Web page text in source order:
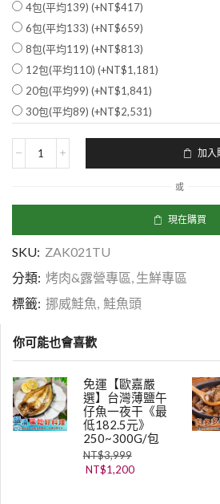
4包(平均139) (+NT$417)
6包(平均133) (+NT$659)
8包(平均119) (+NT$813)
12包(平均110) (+NT$1,181)
20包(平均99) (+NT$1,841)
30包(平均89) (+NT$2,531)
加入
或
現在購買
SKU: ZAK021TU
分類: 烤肉&露營專區 生鮮專區
標籤: 挪威鮭魚 鮭魚頭
你可能也會喜歡
免運【歐嘉嚴
選】台灣薄鹽午
仔魚一夜干《最
低182.5元》
250~300G/包
NT$3,999
NT$1,200